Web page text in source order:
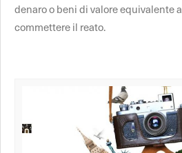
denaro o beni di valore equivalente
commettere il reato.